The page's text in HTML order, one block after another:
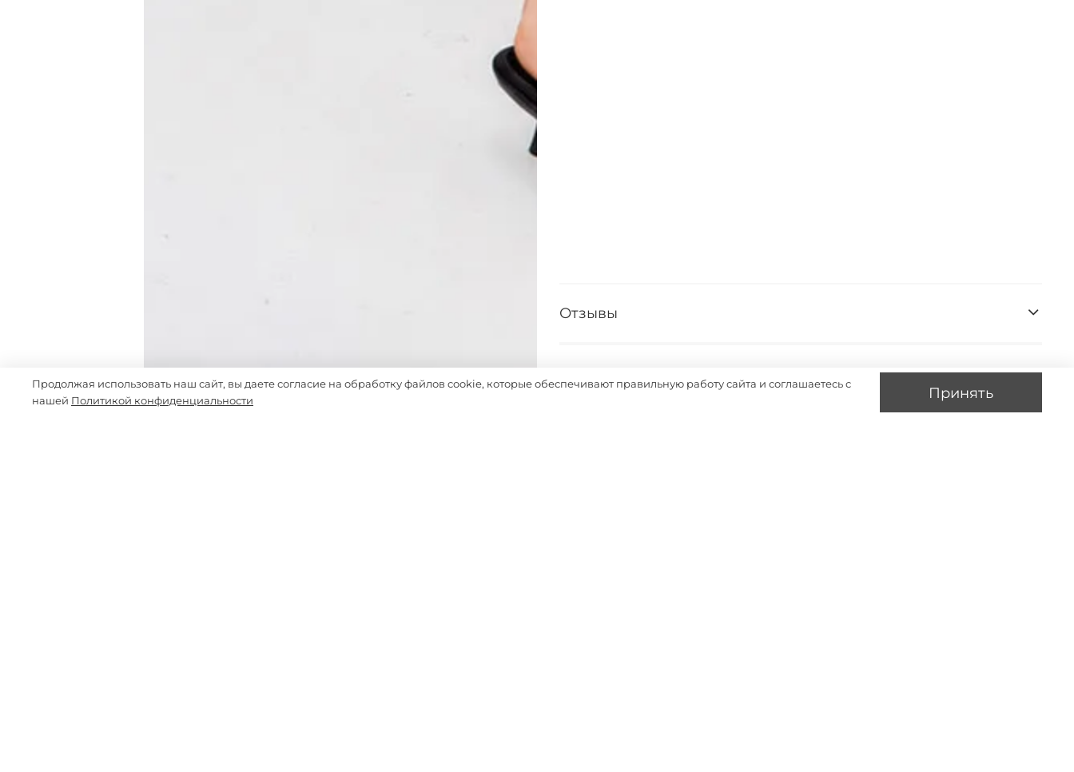
Отзывы
Продолжая использовать наш сайт, вы даете согласие на обработку файлов cookie, которые обеспечивают правильную работу сайта и соглашаетесь с
нашей Политикой конфиденциальности Принять